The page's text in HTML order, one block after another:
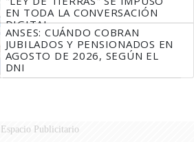
EN TODA LA CONVERSACIÓN
DIGITAL
ANSES: CUÁNDO COBRAN
JUBILADOS Y PENSIONADOS EN
AGOSTO DE 2026, SEGÚN EL
DNI
Espacio Publicitario